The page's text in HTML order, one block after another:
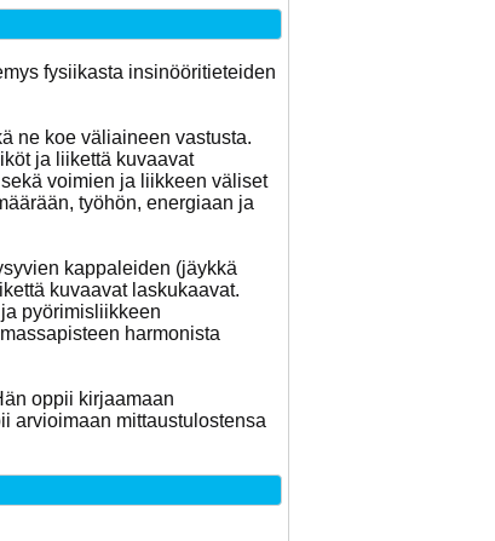
fysiikasta insinööritieteiden
ne koe väliaineen vastusta.
ja liikettä kuvaavat
voimien ja liikkeen väliset
työhön, energiaan ja
kappaleiden (jäykkä
kuvaavat laskukaavat.
pyörimisliikkeen
harmonista
oppii kirjaamaan
arvioimaan mittaustulostensa